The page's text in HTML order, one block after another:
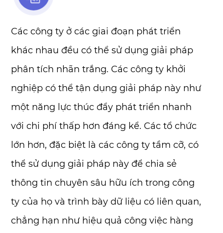
Các công ty ở các giai đoạn phát triển
khác nhau đều có thể sử dụng giải pháp
phân tích nhãn trắng. Các công ty khởi
nghiệp có thể tận dụng giải pháp này như
một năng lực thúc đẩy phát triển nhanh
với chi phí thấp hơn đáng kể. Các tổ chức
lớn hơn, đặc biệt là các công ty tầm cỡ, có
thể sử dụng giải pháp này để chia sẻ
thông tin chuyên sâu hữu ích trong công
ty của họ và trình bày dữ liệu có liên quan,
chẳng hạn như hiệu quả công việc hàng